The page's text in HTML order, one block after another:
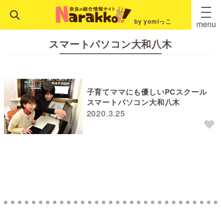
by yomiっこ menu
スマートパソコン大和八木
2020.3.25
子育てママにも優しいPCスクール
スマートパソコン大和八木